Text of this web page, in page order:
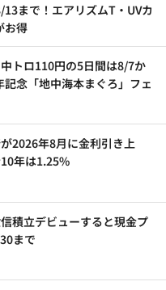
13まで！エアリズムT・UVカ
お得
中トロ110円の5日間は8/7か
記念「地中海本まぐろ」フェ
2026年8月に金利引き上
年は1.25%
積立デビューすると現金プ
まで